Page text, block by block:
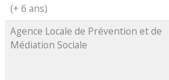
(+ 6 ans)
Agence Locale de Prévention et de
Médiation Sociale